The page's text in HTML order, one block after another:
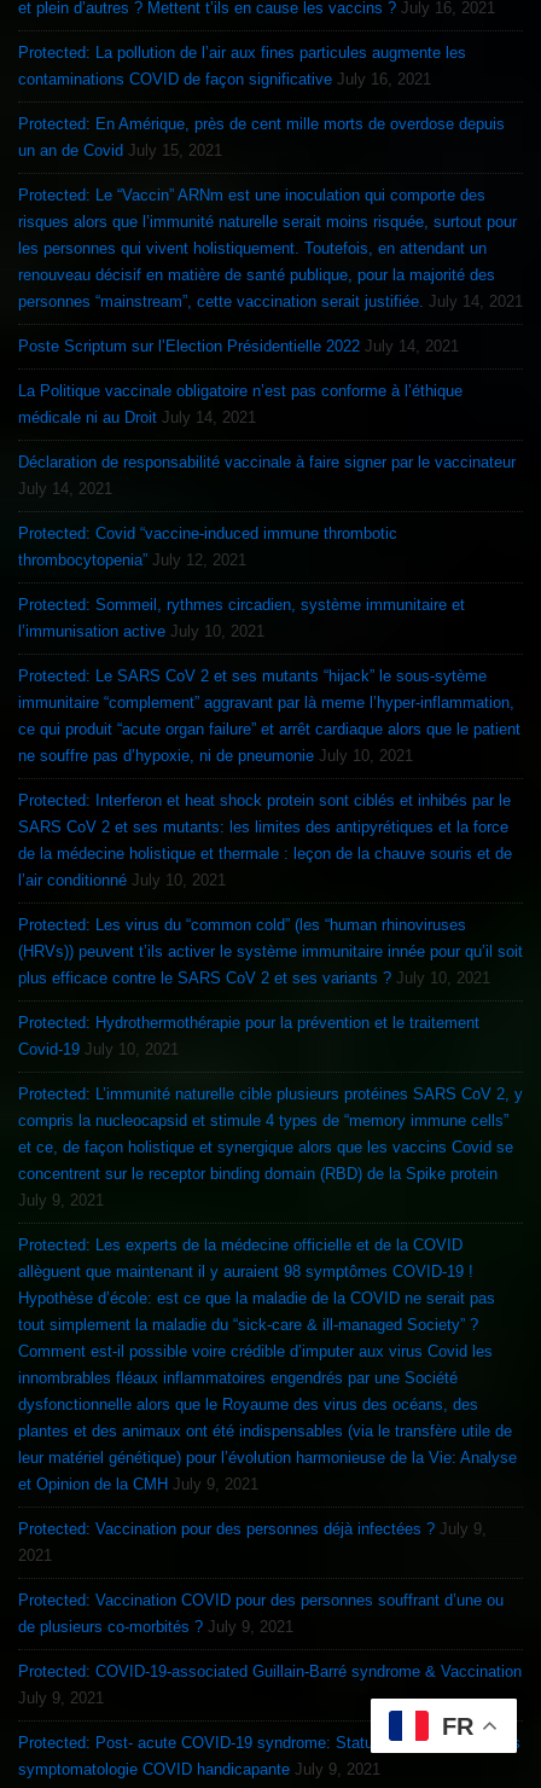
et plein d’autres ? Mettent t’ils en cause les vaccins ? July 16, 2021
Protected: La pollution de l’air aux fines particules augmente les
contaminations COVID de façon significative July 16, 2021
Protected: En Amérique, près de cent mille morts de overdose depuis
un an de Covid July 15, 2021
Protected: Le “Vaccin” ARNm est une inoculation qui comporte des
risques alors que l’immunité naturelle serait moins risquée, surtout pour
les personnes qui vivent holistiquement. Toutefois, en attendant un
renouveau décisif en matière de santé publique, pour la majorité des
personnes “mainstream”, cette vaccination serait justifiée. July 14, 2021
Poste Scriptum sur l’Election Présidentielle 2022 July 14, 2021
La Politique vaccinale obligatoire n’est pas conforme à l’éthique
médicale ni au Droit July 14, 2021
Déclaration de responsabilité vaccinale à faire signer par le vaccinateur
July 14, 2021
Protected: Covid “vaccine-induced immune thrombotic
thrombocytopenia” July 12, 2021
Protected: Sommeil, rythmes circadien, système immunitaire et
l’immunisation active July 10, 2021
Protected: Le SARS CoV 2 et ses mutants “hijack” le sous-sytème
immunitaire “complement” aggravant par là meme l’hyper-inflammation,
ce qui produit “acute organ failure” et arrêt cardiaque alors que le patient
ne souffre pas d’hypoxie, ni de pneumonie July 10, 2021
Protected: Interferon et heat shock protein sont ciblés et inhibés par le
SARS CoV 2 et ses mutants: les limites des antipyrétiques et la force
de la médecine holistique et thermale : leçon de la chauve souris et de
l’air conditionné July 10, 2021
Protected: Les virus du “common cold” (les “human rhinoviruses
(HRVs)) peuvent t’ils activer le système immunitaire innée pour qu’il soit
plus efficace contre le SARS CoV 2 et ses variants ? July 10, 2021
Protected: Hydrothermothérapie pour la prévention et le traitement
Covid-19 July 10, 2021
Protected: L’immunité naturelle cible plusieurs protéines SARS CoV 2, y
compris la nucleocapsid et stimule 4 types de “memory immune cells”
et ce, de façon holistique et synergique alors que les vaccins Covid se
concentrent sur le receptor binding domain (RBD) de la Spike protein
July 9, 2021
Protected: Les experts de la médecine officielle et de la COVID
allèguent que maintenant il y auraient 98 symptômes COVID-19 !
Hypothèse d’école: est ce que la maladie de la COVID ne serait pas
tout simplement la maladie du “sick-care & ill-managed Society” ?
Comment est-il possible voire crédible d’imputer aux virus Covid les
innombrables fléaux inflammatoires engendrés par une Société
dysfonctionnelle alors que le Royaume des virus des océans, des
plantes et des animaux ont été indispensables (via le transfère utile de
leur matériel génétique) pour l’évolution harmonieuse de la Vie: Analyse
et Opinion de la CMH July 9, 2021
Protected: Vaccination pour des personnes déjà infectées ? July 9,
2021
Protected: Vaccination COVID pour des personnes souffrant d’une ou
de plusieurs co-morbités ? July 9, 2021
Protected: COVID-19-associated Guillain-Barré syndrome & Vaccination
July 9, 2021
Protected: Post- acute COVID-19 syndrome: Statut “négatif” PCR, mais
symptomatologie COVID handicapante July 9, 2021
FR